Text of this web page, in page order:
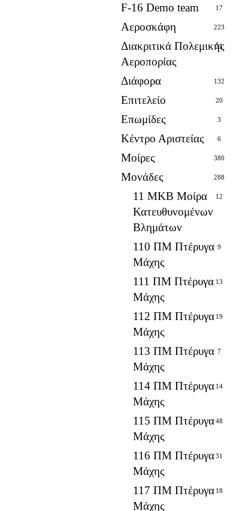
F-16 Demo team 17
Αεροσκάφη 223
Διακριτικά Πολεμικής
Αεροπορίας
25
Διάφορα 132
Επιτελείο 20
Επωμίδες 3
Κέντρο Αριστείας 6
Μοίρες 380
Μονάδες 288
11 ΜΚΒ Μοίρα
Κατευθυνομένων
Βλημάτων
12
110 ΠΜ Πτέρυγα
Μάχης
9
111 ΠΜ Πτέρυγα
Μάχης
13
112 ΠΜ Πτέρυγα
Μάχης
19
113 ΠΜ Πτέρυγα
Μάχης
7
114 ΠΜ Πτέρυγα
Μάχης
14
115 ΠΜ Πτέρυγα
Μάχης
48
116 ΠΜ Πτέρυγα
Μάχης
31
117 ΠΜ Πτέρυγα
Μάχης
18